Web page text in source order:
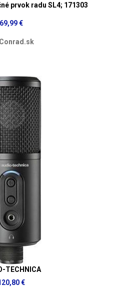
prvok radu SL4; 171303
69,99 €
TECHNICA
€